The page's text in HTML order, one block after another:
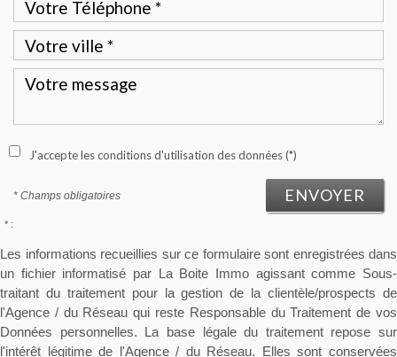
J'accepte les conditions d'utilisation des données (*)
* Champs obligatoires ENVOYER
* :
Les informations recueillies sur ce formulaire sont enregistrées dans
un fichier informatisé par La Boite Immo agissant comme Sous-
traitant du traitement pour la gestion de la clientèle/prospects de
l'Agence / du Réseau qui reste Responsable du Traitement de vos
Données personnelles. La base légale du traitement repose sur
l'intérêt légitime de l'Agence / du Réseau. Elles sont conservées